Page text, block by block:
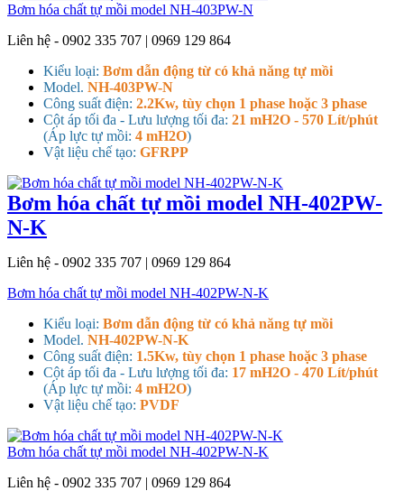
Bơm hóa chất tự mồi model NH-403PW-N
Liên hệ - 0902 335 707 | 0969 129 864
Kiểu loại: Bơm dẫn động từ có khả năng tự mồi
Model. NH-403PW-N
Công suất điện: 2.2Kw, tùy chọn 1 phase hoặc 3 phase
Cột áp tối đa - Lưu lượng tối đa: 21 mH2O - 570 Lít/phút
(Áp lực tự mồi: 4 mH2O)
Vật liệu chế tạo: GFRPP
Bơm hóa chất tự mồi model NH-402PW-
N-K
Liên hệ - 0902 335 707 | 0969 129 864
Bơm hóa chất tự mồi model NH-402PW-N-K
Kiểu loại: Bơm dẫn động từ có khả năng tự mồi
Model. NH-402PW-N-K
Công suất điện: 1.5Kw, tùy chọn 1 phase hoặc 3 phase
Cột áp tối đa - Lưu lượng tối đa: 17 mH2O - 470 Lít/phút
(Áp lực tự mồi: 4 mH2O)
Vật liệu chế tạo: PVDF
Bơm hóa chất tự mồi model NH-402PW-N-K
Liên hệ - 0902 335 707 | 0969 129 864